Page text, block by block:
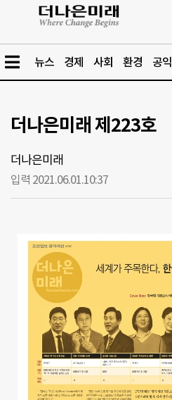
뉴스 경제 사회 환경 공익
더나은미래 제223호
더나은미래
입력 2021.06.01.10:37